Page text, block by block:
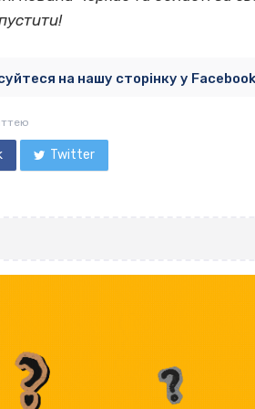
на нашу сторінку у Facebook
Twitter